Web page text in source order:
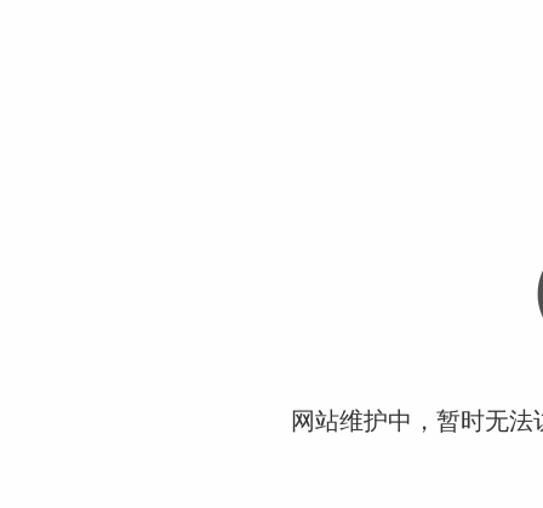
网站维护中，暂时无